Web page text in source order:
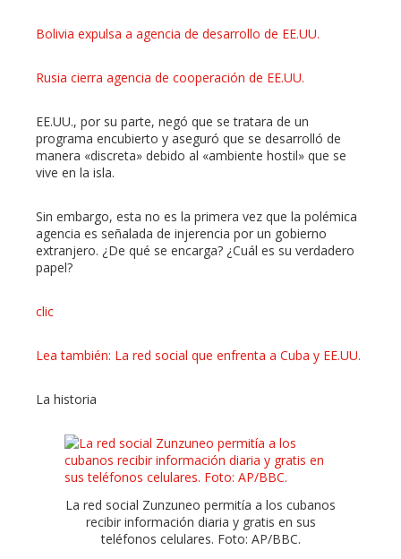
Bolivia expulsa a agencia de desarrollo de EE.UU.
Rusia cierra agencia de cooperación de EE.UU.
EE.UU., por su parte, negó que se tratara de un
programa encubierto y aseguró que se desarrolló de
manera «discreta» debido al «ambiente hostil» que se
vive en la isla.
Sin embargo, esta no es la primera vez que la polémica
agencia es señalada de injerencia por un gobierno
extranjero. ¿De qué se encarga? ¿Cuál es su verdadero
papel?
clic
Lea también: La red social que enfrenta a Cuba y EE.UU.
La historia
La red social Zunzuneo permitía a los cubanos
recibir información diaria y gratis en sus
teléfonos celulares. Foto: AP/BBC.